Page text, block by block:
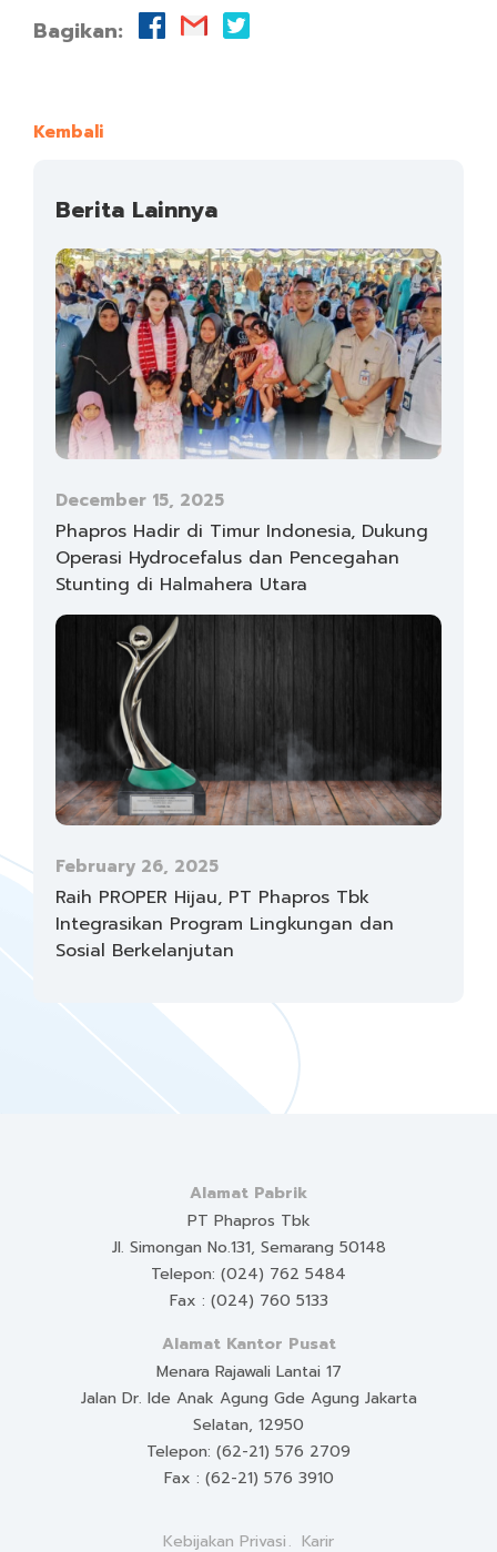
Bagikan:
Kembali
Berita Lainnya
December 15, 2025
Phapros Hadir di Timur Indonesia, Dukung
Operasi Hydrocefalus dan Pencegahan
Stunting di Halmahera Utara
February 26, 2025
Raih PROPER Hijau, PT Phapros Tbk
Integrasikan Program Lingkungan dan
Sosial Berkelanjutan
Alamat Pabrik
PT Phapros Tbk
Jl. Simongan No.131, Semarang 50148
Telepon: (024) 762 5484
Fax : (024) 760 5133
Alamat Kantor Pusat
Menara Rajawali Lantai 17
Jalan Dr. Ide Anak Agung Gde Agung Jakarta
Selatan, 12950
Telepon: (62-21) 576 2709
Fax : (62-21) 576 3910
Kebijakan Privasi Karir